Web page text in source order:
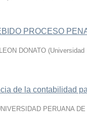
PROCESO
DONATO (
de la contabilidad
PERUANA